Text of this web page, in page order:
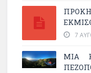
7
ΜΙΑ